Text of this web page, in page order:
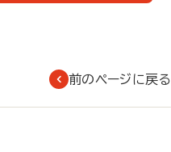
前のページに戻る